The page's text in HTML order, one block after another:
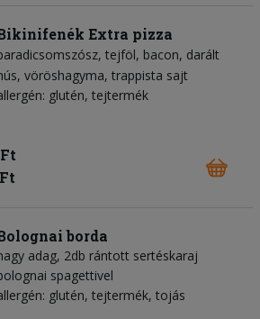
Extra pizza
tejföl bacon darált
vöröshagyma trappista sajt
glutén, tejtermék
borda
adag, 2db rántott sertéskaraj
spagettivel
glutén, tejtermék, tojás